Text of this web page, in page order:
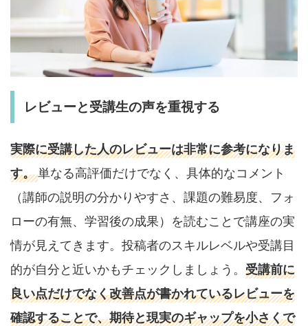
レビューと受講生の声を重視する
実際に受講した人のレビューは非常に参考になりま
す。単なる高評価だけでなく、具体的なコメント
（講師の説明の分かりやすさ、課題の難易度、フォ
ローの有無、学習後の成果）を読むことで講座の実
情が見えてきます。投稿者のスキルレベルや受講目
的が自分と近いかもチェックしましょう。 受講前に
良い点だけでなく改善点が書かれているレビューを
確認することで、期待と現実のギャップを小さくで